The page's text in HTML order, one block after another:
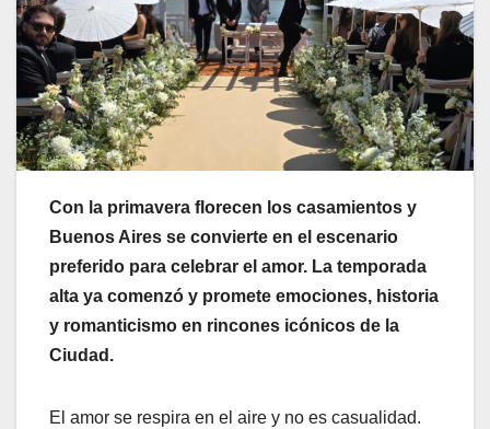
Con la primavera florecen los casamientos y
Buenos Aires se convierte en el escenario
preferido para celebrar el amor. La temporada
alta ya comenzó y promete emociones, historia
y romanticismo en rincones icónicos de la
Ciudad.
El amor se respira en el aire y no es casualidad.